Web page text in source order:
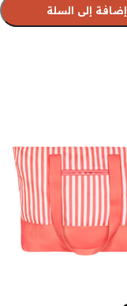
إضافة إلى السلة